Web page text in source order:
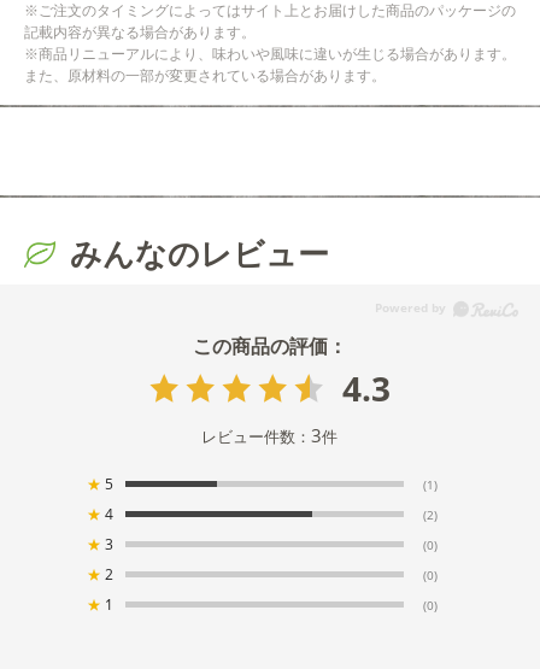
※ご注文のタイミングによってはサイト上とお届けした商品のパッケージの
記載内容が異なる場合があります。
※商品リニューアルにより、味わいや風味に違いが生じる場合があります。
また、原材料の一部が変更されている場合があります。
みんなのレビュー
4.3
レビュー件数：3件
★ 5 (1)
★ 4 (2)
★ 3 (0)
★ 2 (0)
★ 1 (0)